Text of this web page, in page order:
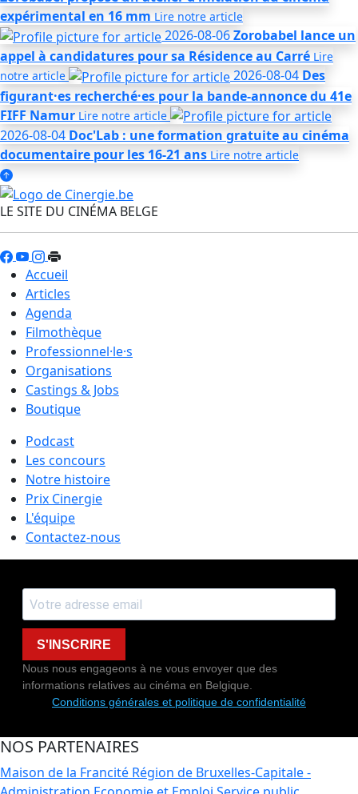
expérimental en 16 mm Lire notre article
2026-08-06Zorobabel lance un
appel à candidatures pour sa Résidence au Carré Lire
notre article 2026-08-04 Des
figurant·es recherché·es pour la bande-annonce du 41e
FIFF Namur Lire notre article
2026-08-04 Doc'Lab : une formation gratuite au cinéma
documentaire pour les 16-21 ans Lire notre article
LE SITE DU CINÉMA BELGE
Accueil
Articles
Agenda
Filmothèque
Professionnel·le·s
Organisations
Castings & Jobs
Boutique
Podcast
Les concours
Notre histoire
Prix Cinergie
L'équipe
Contactez-nous
S'INSCRIRE
Nous nous engageons à ne vous envoyer que des
informations relatives au cinéma en Belgique.
Conditions générales et politique de confidentialité
NOS PARTENAIRES
Maison de la Francité Région de Bruxelles-Capitale -